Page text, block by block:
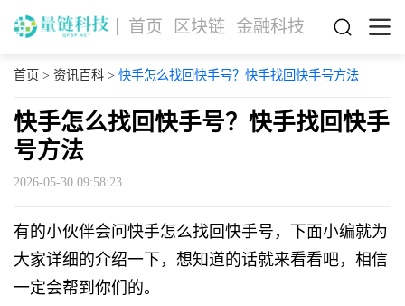
首页 区块链 金融科技
首页 > 资讯百科> 快手怎么找回快手号？快手找回快手号方法
快手怎么找回快手号？快手找回快手
号方法
2026-05-30 09:58:23
有的小伙伴会问快手怎么找回快手号，下面小编就为
大家详细的介绍一下，想知道的话就来看看吧，相信
一定会帮到你们的。